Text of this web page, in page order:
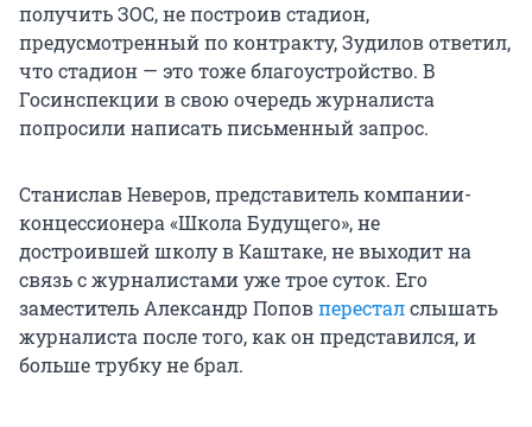
получить ЗОС, не построив стадион,
предусмотренный по контракту, Зудилов ответил,
что стадион — это тоже благоустройство. В
Госинспекции в свою очередь журналиста
попросили написать письменный запрос.
Станислав Неверов, представитель компании-
концессионера «Школа Будущего», не
достроившей школу в Каштаке, не выходит на
связь с журналистами уже трое суток. Его
заместитель Александр Поповпересталслышать
журналиста после того, как он представился, и
больше трубку не брал.